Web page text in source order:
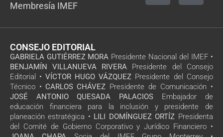
Membresía IMEF
CONSEJO EDITORIAL
GABRIELA GUTIÉRREZ MORA Presidente Nacional del IMEF •
BENJAMÍN VILLANUEVA RIVERA Presidente del Consejo
Editorial • VÍCTOR HUGO VÁZQUEZ Presidente del Consejo
Técnico • CARLOS CHÁVEZ Presidente de Comunicación •
JOSÉ ANTONIO QUESADA PALACIOS Embajador de
educación financiera para la inclusión y presidente de
planeación estratégica • LILI DOMÍNGUEZ ORTÍZ Presidenta
del Comité de Gobierno Corporativo y Jurídico Financiero •